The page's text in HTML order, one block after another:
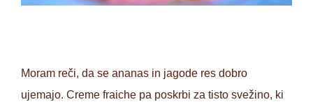
Moram reči, da se ananas in jagode res dobro
ujemajo. Creme fraiche pa poskrbi za tisto svežino, ki